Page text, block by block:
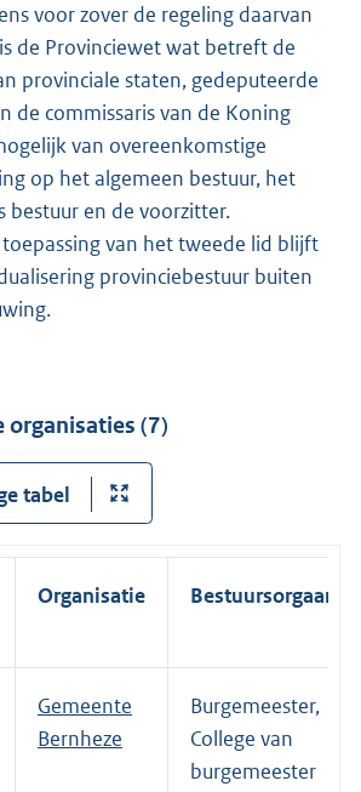
voor zover de regeling daarvan
de Provinciewet wat betreft de
provinciale staten, gedeputeerde
de commissaris van de Koning
van overeenkomstige
op het algemeen bestuur, het
bestuur en de voorzitter.
van het tweede lid blijft
provinciebestuur buiten
organisaties (7)
tabel
Organisatie Bestuursorgaan
Gemeente
Bernheze
Burgemeester,
College van
burgemeester